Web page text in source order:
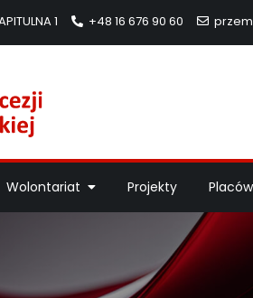
1 +48 16 676 90 60
Wolontariat Projekty